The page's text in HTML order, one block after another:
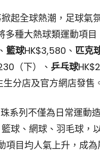
起全球熱潮，足球氣
多種大熱球類運動項
籃球HK$3,580、 匹克
（下）、 乒乓球
分店及官方網店發售
列不僅為日常運動
球、網球、羽毛球，
項目均人氣上升，成